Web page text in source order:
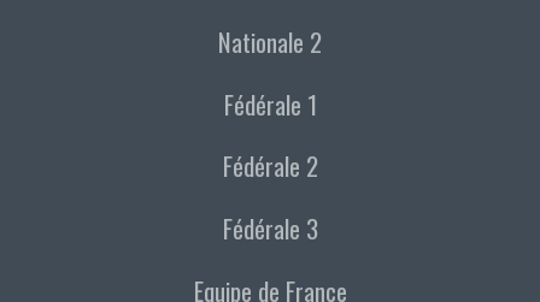
Nationale 2
Fédérale 1
Fédérale 2
Fédérale 3
Equipe de France